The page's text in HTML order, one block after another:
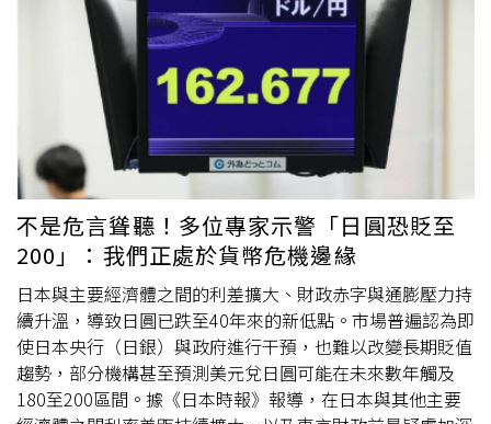
若熙是因腰痛退出輪值。自取消登板後，徐若熙便離開一
軍，轉往筑後復健組進行調整。目前球團仍安排他以不傳接
球的方式進行復健訓練，尚未恢復任何投球課表。事實上，
他最近一次在一軍出賽已是6月7日，之後僅於6月14日在二
軍完成一場後援登板，隨後便因身體狀況停止實戰與投球訓
練。軟銀6日在瑞穗PayPay巨蛋進行投手練習時，倉野信次
再次被問及徐若熙傷勢進展。他表示，目前醫療團隊的正式
報告還沒送達，因此自己也無法掌握全部細節，但強調徐若
熙至今仍不能投球是不爭的事實。當被追問是否代表情況不
太樂觀時，他神情凝重地回應：「現階段我也不是很清楚，
不過他現在投不了球，所以大概就是這麼一回事吧。」並透
露接下來將依醫療評估結果，再決定後續治療方向。據了
解，徐若熙日前曾低調返台處理私人事務，同時接受腰傷進
一步檢查。由於傷勢恢復進度不如預期，外界盛傳他可能在
7月中旬接受手術，以徹底處理腰部問題。不過截至目前，
不是危言聳聽！多位專家示警「日圓恐貶至
200」：我們正處於貨幣危機邊緣
日本與主要經濟體之間的利差擴大、財政赤字與通膨壓力持
續升溫，導致日圓已跌至40年來的新低點。市場普遍認為即
使日本央行（日銀）與政府進行干預，也難以改變長期貶值
趨勢，部分機構甚至預測美元兌日圓可能在未來數年觸及
180至200區間。據《日本時報》報導，在日本與其他主要